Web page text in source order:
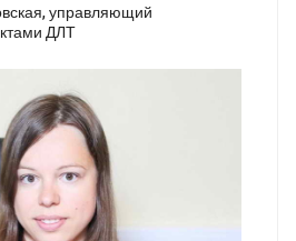
управляющий
ДЛТ